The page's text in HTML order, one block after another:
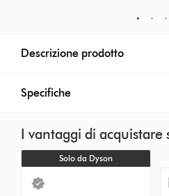
1 2 3
Descrizione prodotto
Specifiche
I vantaggi di acquistare
Solo da Dyson